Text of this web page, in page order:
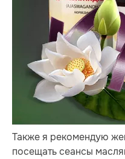
Также я рекомендую
посещать сеансы